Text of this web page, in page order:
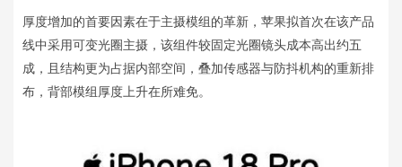
厚度增加的首要因素在于主摄模组的革新，苹果拟首次在该产品
线中采用可变光圈主摄，该组件较固定光圈镜头成本高出约五
成，且结构更为占据内部空间，叠加传感器与防抖机构的重新排
布，背部模组厚度上升在所难免。